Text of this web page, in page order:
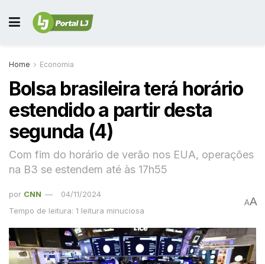
Home Economia
Bolsa brasileira terá horário
estendido a partir desta
segunda (4)
Com fim do horário de verão nos EUA, operações
na B3 se estendem até às 17h55
por CNN
04/11/2024
Tempo de leitura: 1 leitura minuciosa
AA